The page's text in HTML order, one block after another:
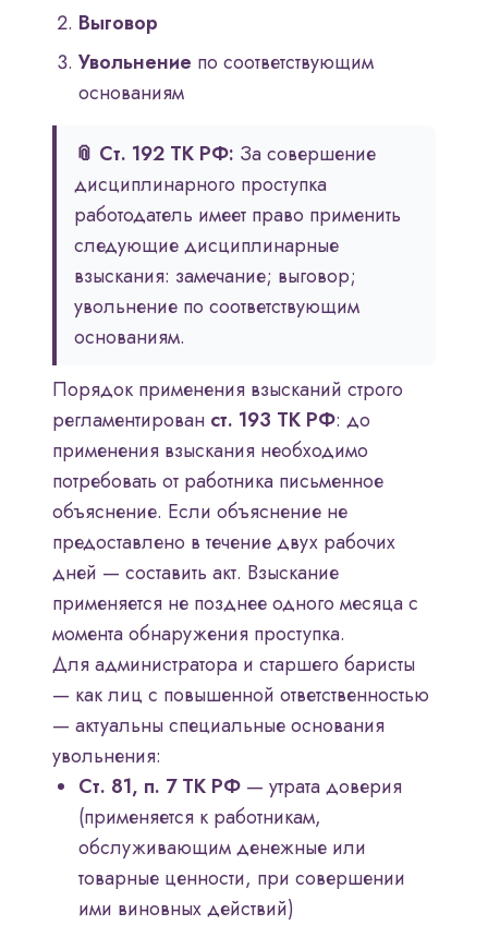
Выговор
Увольнение по соответствующим
основаниям
📎 Ст. 192 ТК РФ: За совершение
дисциплинарного проступка
работодатель имеет право применить
следующие дисциплинарные
взыскания: замечание; выговор;
увольнение по соответствующим
основаниям.
Порядок применения взысканий строго
регламентирован ст. 193 ТК РФ: до
применения взыскания необходимо
потребовать от работника письменное
объяснение. Если объяснение не
предоставлено в течение двух рабочих
дней — составить акт. Взыскание
применяется не позднее одного месяца с
момента обнаружения проступка.
Для администратора и старшего баристы
— как лиц с повышенной ответственностью
— актуальны специальные основания
увольнения:
Ст. 81, п. 7 ТК РФ — утрата доверия
(применяется к работникам,
обслуживающим денежные или
товарные ценности, при совершении
ими виновных действий)